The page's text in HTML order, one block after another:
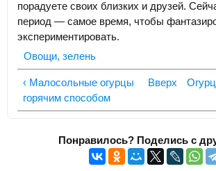
порадуете своих близких и друзей.
период — самое время, чтобы
экспериментировать.
Овощи, зелень
‹ Малосольные огурцы
горячим способом
Вверх
Понравилось? Поделись с